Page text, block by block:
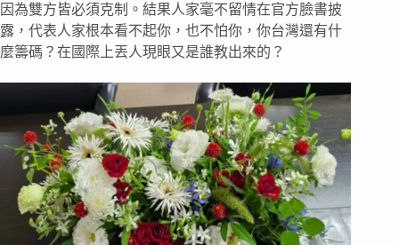
因為雙方皆必須克制。結果人家毫不留情在官方臉書披
露，代表人家根本看不起你，也不怕你，你台灣還有什
麼籌碼？在國際上丟人現眼又是誰教出來的？